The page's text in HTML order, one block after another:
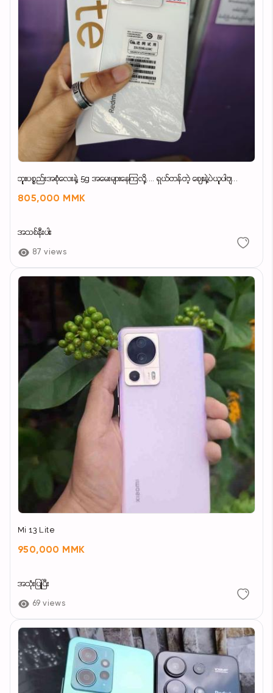
ဘူးပစ္စည်းအစုံလေးနဲ့ 5g အမေးများနေကြလို့.... ရှယ်တန်တဲ့ ဈေးနဲ့ပဲယူပါဗျ...
805,000 MMK
အသစ်နီးပါး
87 views
Mi 13 Lite
950,000 MMK
အသုံးပြုပြီး
69 views